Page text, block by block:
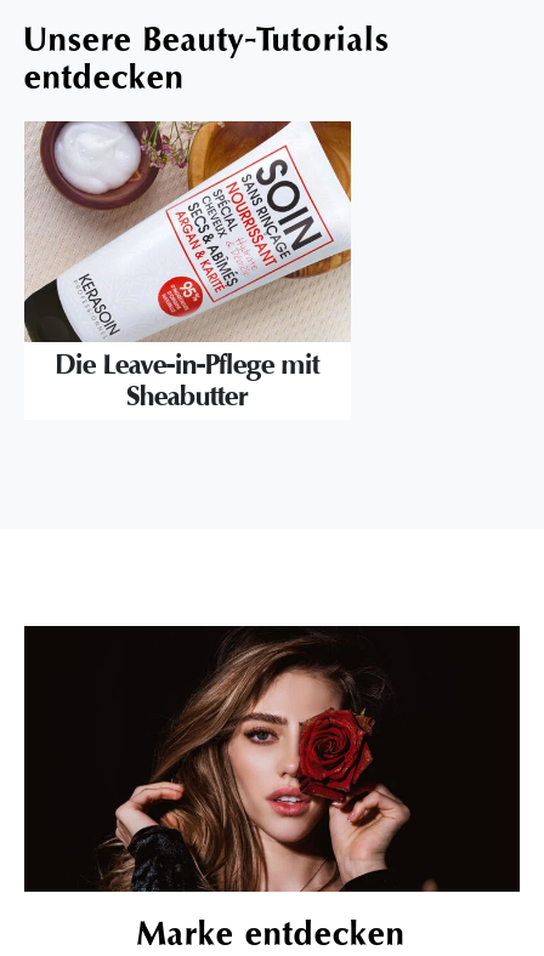
Unsere Beauty-Tutorials
entdecken
Die Leave-in-Pflege mit
Sheabutter
Marke entdecken